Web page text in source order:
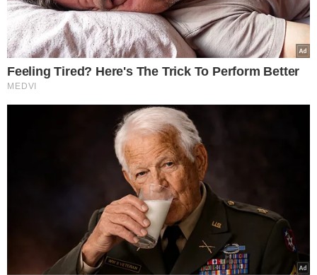
VEJA TAMBÉM
NÃO CUMPRE REGRAS
Janja volta a defender
no Brasil e cita proteção
de crianças